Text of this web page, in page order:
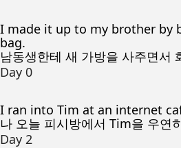
I made it up to my brother by
bag.
남동생한테 새 가방을 사주면서
Day 0
I ran into Tim at an internet
나 오늘 피시방에서 Tim을 우연
Day 2